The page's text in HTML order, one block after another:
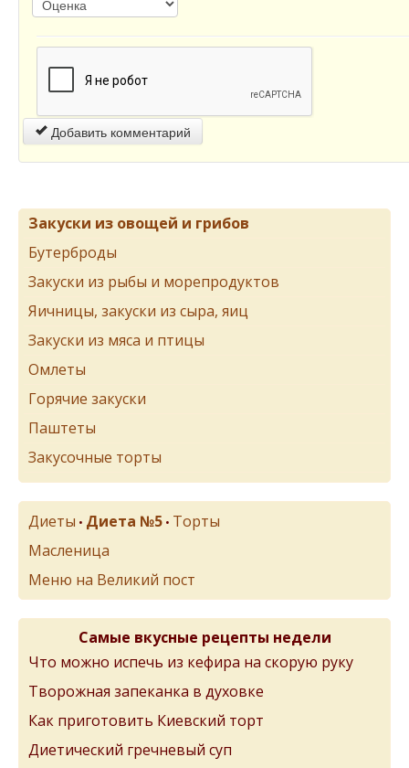
Добавить комментарий
Закуски из овощей и грибов
Бутерброды
Закуски из рыбы и морепродуктов
Яичницы, закуски из сыра, яиц
Закуски из мяса и птицы
Омлеты
Горячие закуски
Паштеты
Закусочные торты
Диеты • Диета №5 • Торты
Масленица
Меню на Великий пост
Самые вкусные рецепты недели
Что можно испечь из кефира на скорую руку
Творожная запеканка в духовке
Как приготовить Киевский торт
Диетический гречневый суп